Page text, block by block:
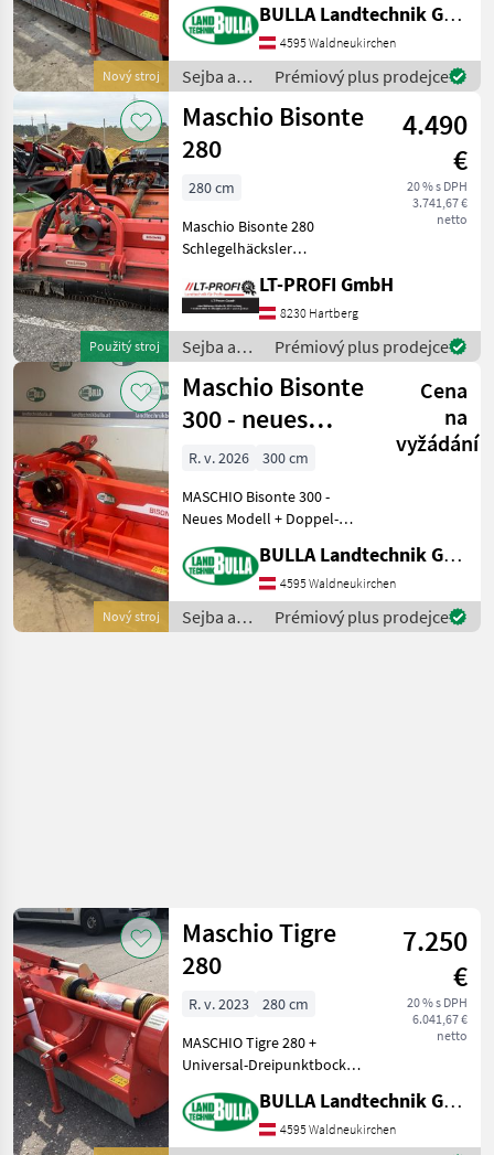
Nový stroj
für Maisstroh +
Dreipunktbock Kat. II,
verschiebbar + Eingang-
Ölbadgetriebe für 540 UpM
BULLA Landtechnik GmbH
4595 Waldneukirchen
Sejba a
starostlivosť
o plodinu
/ Maschio
Prémiový plus prodejce
Použitý stroj
Maschio Bisonte
280
4.490
€
20 % s DPH
3.741,67 €
netto
280 cm
Maschio Bisonte 280
Schlegelhäcksler
hydr. Verschub -inkl.
Zapfwelle Maschine zu
besichtigen bei #LT-Profi
GmbH #LandtechnikFürPro
LT-PROFI GmbH
8230 Hartberg
Sejba a
starostlivosť
o plodinu
/ Maschio
Prémiový plus prodejce
Nový stroj
Maschio Bisonte
300 - neues
Modell
Cena
na
vyžádání
R. v. 2026
300 cm
MASCHIO Bisonte 300 -
Neues Modell + Doppel-
(Front- und Heckanbau) mit
hydraulischer Verschiebung
ca. 400 mm + Getriebe 1.000
UpM mit integri
BULLA Landtechnik GmbH
4595 Waldneukirchen
Sejba a
starostlivosť
Prémiový plus prodejce
Maschio Tigre
280
7.250
€
20 % s DPH
6.041,67 €
netto
R. v. 2023
280 cm
MASCHIO Tigre 280 +
Universal-Dreipunktbock
Seitenverschiebung
(optional hydr.
BULLA Landtechnik GmbH
4595 Waldneukirchen